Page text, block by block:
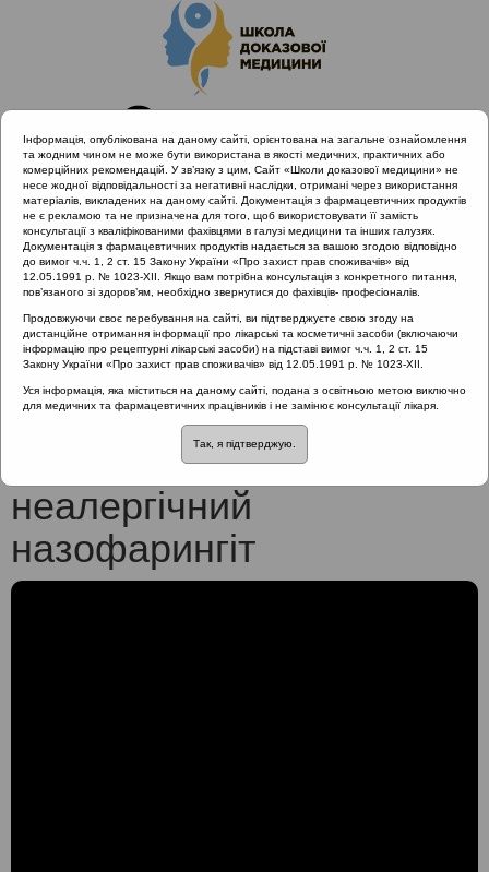
Головна
Проведені заходи
Діагностика та лікування захворювань лімфоїдного
глоткового кільця з позицій доказової медицини (Львів) 23-
Клінічні випадки: алергічний та неалергічний назофарингіт
Клінічні випадки:
алергічний та
неалергічний
назофарингіт
Інформація, опублікована на даному сайті, орієнтована на загальне ознайомлення
та жодним чином не може бути використана в якості медичних, практичних або
комерційних рекомендацій. У зв’язку з цим, Сайт «Школи доказової медицини» не
несе жодної відповідальності за негативні наслідки, отримані через використання
матеріалів, викладених на даному сайті. Документація з фармацевтичних продуктів
не є рекламою та не призначена для того, щоб використовувати її замість
консультації з кваліфікованими фахівцями в галузі медицини та інших галузях.
Документація з фармацевтичних продуктів надається за вашою згодою відповідно
до вимог ч.ч. 1, 2 ст. 15 Закону України «Про захист прав споживачів» від
12.05.1991 р. № 1023-XII. Якщо вам потрібна консультація з конкретного питання,
пов’язаного зі здоров’ям, необхідно звернутися до фахівців- професіоналів.
Продовжуючи своє перебування на сайті, ви підтверджуєте свою згоду на
дистанційне отримання інформації про лікарські та косметичні засоби (включаючи
інформацію про рецептурні лікарські засоби) на підставі вимог ч.ч. 1, 2 ст. 15
Закону України «Про захист прав споживачів» від 12.05.1991 р. № 1023-XII.
Уся інформація, яка міститься на даному сайті, подана з освітньою метою виключно
для медичних та фармацевтичних працівників і не замінює консультації лікаря.
Так, я підтверджую.